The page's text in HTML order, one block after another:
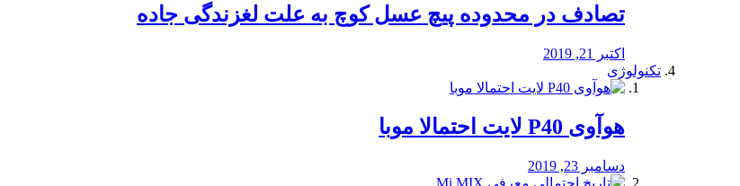
تصادف در محدوده پیچ عسل کوچ به علت لغزندگی جاده
اکتبر 21, 2019
تکنولوژی
هوآوی P40 لایت احتمالا موبا
دسامبر 23, 2019